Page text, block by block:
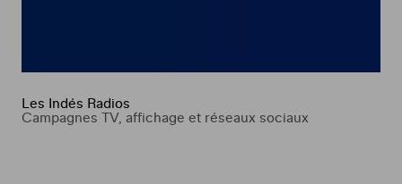
Les Indés Radios
Campagnes TV, affichage et réseaux sociaux